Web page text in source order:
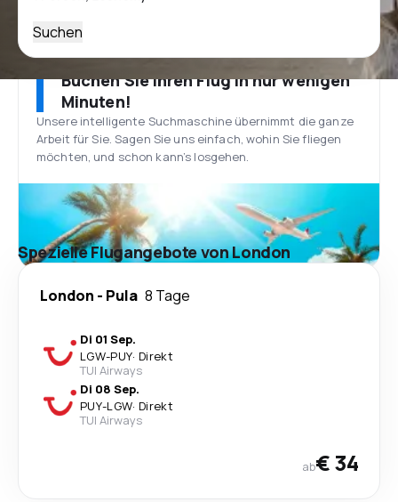
Suchen
Buchen Sie Ihren Flug in nur wenigen
Minuten!
Unsere intelligente Suchmaschine übernimmt die ganze
Arbeit für Sie. Sagen Sie uns einfach, wohin Sie fliegen
möchten, und schon kann’s losgehen.
Spezielle Flugangebote von London
London - Pula 8 Tage
Di 01 Sep.
LGW-PUY· Direkt
TUI Airways
Di 08 Sep.
PUY-LGW· Direkt
TUI Airways
ab€ 34